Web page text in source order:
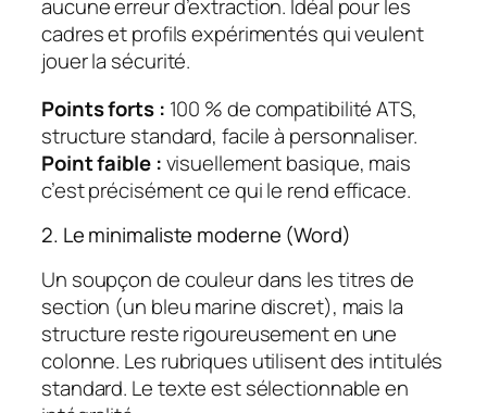
aucune erreur d’extraction. Idéal pour les
cadres et profils expérimentés qui veulent
jouer la sécurité.
Points forts : 100 % de compatibilité ATS,
structure standard, facile à personnaliser.
Point faible :visuellement basique, mais
c’est précisément ce qui le rend efficace.
2. Le minimaliste moderne (Word)
Un soupçon de couleur dans les titres de
section (un bleu marine discret), mais la
structure reste rigoureusement en une
colonne. Les rubriques utilisent des intitulés
standard. Le texte est sélectionnable en